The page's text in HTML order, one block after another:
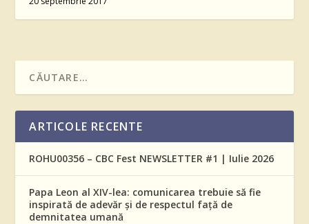
ARTICOLE RECENTE
ROHU00356 – CBC Fest NEWSLETTER #1 | Iulie 2026
Papa Leon al XIV-lea: comunicarea trebuie să fie
inspirată de adevăr și de respectul față de
demnitatea umană